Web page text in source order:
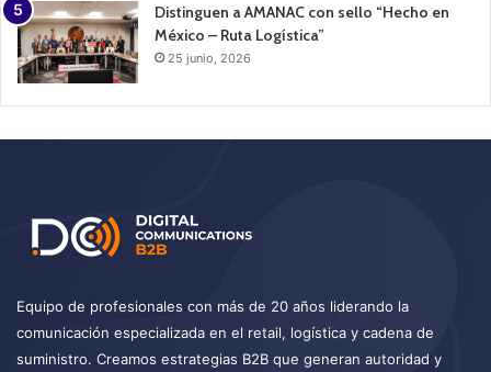
Distinguen a AMANAC con sello “Hecho en
México – Ruta Logística”
25 junio, 2026
Equipo de profesionales con más de 20 años liderando la
comunicación especializada en el retail, logística y cadena de
suministro. Creamos estrategias B2B que generan autoridad y